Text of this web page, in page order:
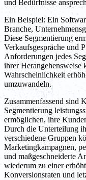
und Bedürfnisse
Ein Beispiel: Ein
Branche,
Diese Segmentierung
Verkaufsgespräche und
Anforderungen jedes
ihrer Herangehensweise
Wahrscheinlichkeit
umzuwandeln.
Zusammenfassend sind
Segmentierung
ermöglichen, ihre
Durch die Unterteilung
verschiedene Gruppen
Marketingkampagnen,
und maßgeschneiderte
wiederum zu einer
Konversionsraten und